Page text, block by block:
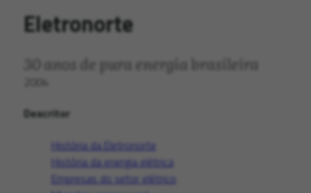
Eletronorte
30 anos de pura energia brasileira
2004
Descritor
História da Eletronorte
História da energia elétrica
Empresas do setor elétrico